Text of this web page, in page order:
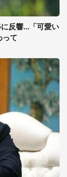
反響...「可愛い
って